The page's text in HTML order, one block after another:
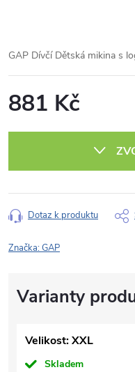
GAP Dívčí Dětská mikina s
881 Kč
Dotaz k produktu
Značka:GAP
Velikost: XXL
Skladem